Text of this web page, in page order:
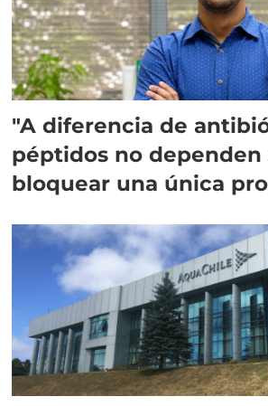
"A diferencia de
péptidos no dependen
bloquear una única